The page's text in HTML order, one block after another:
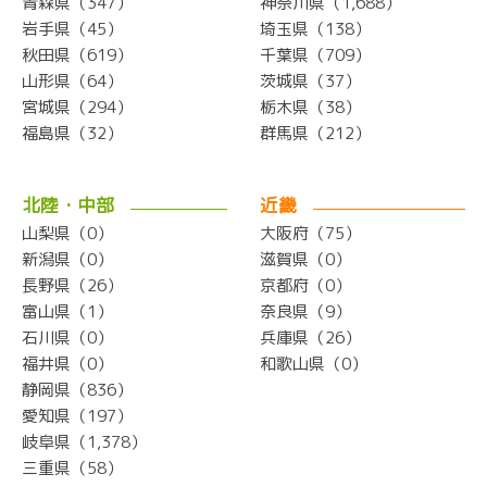
岩手県（45）
秋田県（619）
山形県（64）
宮城県（294）
福島県（32）
埼玉県（138）
千葉県（709）
茨城県（37）
栃木県（38）
群馬県（212）
北陸・中部
山梨県（0）
新潟県（0）
長野県（26）
富山県（1）
石川県（0）
福井県（0）
静岡県（836）
愛知県（197）
岐阜県（1,378）
三重県（58）
近畿
大阪府（75）
滋賀県（0）
京都府（0）
奈良県（9）
兵庫県（26）
和歌山県（0）